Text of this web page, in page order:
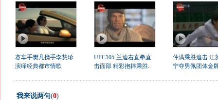
赛车手樊凡携手李慧珍
演绎经典都市情歌
UFC105-兰迪右直拳直
击面部 精彩抱摔乘胜..
仲满乘胜追击 江
宁夺男佩团体金
我来说两句(0)